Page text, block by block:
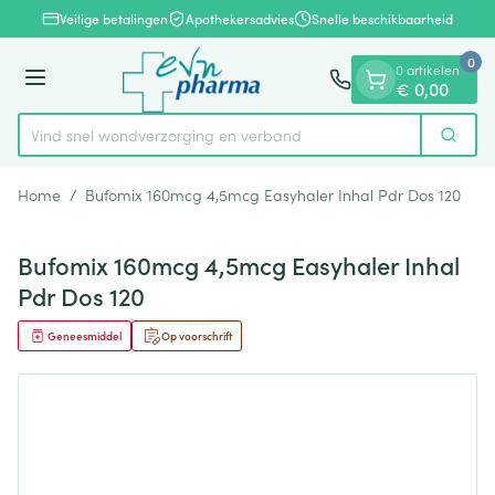
Ga naar de inhoud
1 van 1Veilige betalingen Apothekersadvies Snelle beschikbaarheid
Menu
Product, merk, categorie...
Vind snel wondverzorging en verband Zoek
0 artikelen
€ 0,00
0
Home / Bufomix 160mcg 4,5mcg Easyhaler Inhal Pdr Dos 120
Bufomix 160mcg 4,5mcg Easyhaler Inhal
Pdr Dos 120
Op voorschrift
Geneesmiddel